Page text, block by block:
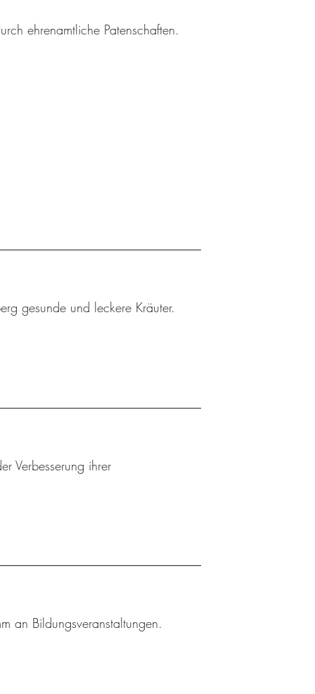
ehrenamtliche Patenschaften.
gesunde und leckere Kräuter.
Verbesserung ihrer
an Bildungsveranstaltungen.